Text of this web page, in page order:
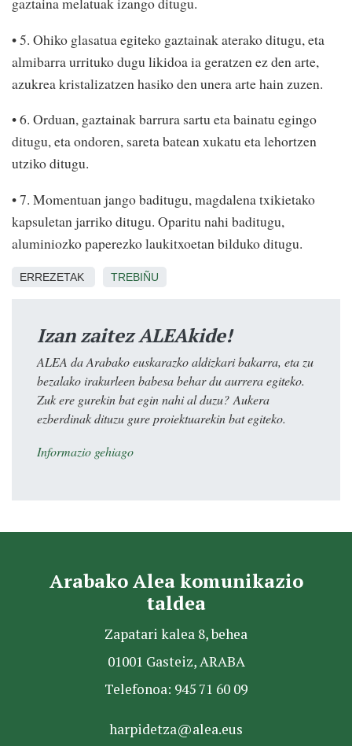
• 5. Ohiko glasatua egiteko gaztainak aterako ditugu, eta
almibarra urrituko dugu likidoa ia geratzen ez den arte,
azukrea kristalizatzen hasiko den unera arte hain zuzen.
• 6. Orduan, gaztainak barrura sartu eta bainatu egingo
ditugu, eta ondoren, sareta batean xukatu eta lehortzen
utziko ditugu.
• 7. Momentuan jango baditugu, magdalena txikietako
kapsuletan jarriko ditugu. Oparitu nahi baditugu,
aluminiozko paperezko laukitxoetan bilduko ditugu.
ERREZETAK TREBIÑU
Izan zaitez ALEAkide!
ALEA da Arabako euskarazko aldizkari bakarra, eta zu
bezalako irakurleen babesa behar du aurrera egiteko.
Zuk ere gurekin bat egin nahi al duzu? Aukera
ezberdinak dituzu gure proiektuarekin bat egiteko.
Informazio gehiago
Arabako Alea komunikazio
taldea
Zapatari kalea 8, behea
01001 Gasteiz, ARABA
Telefonoa: 945 71 60 09
harpidetza@alea.eus